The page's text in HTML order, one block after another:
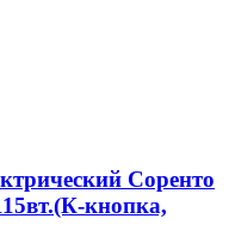
Соренто
кнопка,